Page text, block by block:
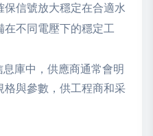
保信號放大穩定在合適水
不同電壓下的穩定工
庫中，供應商通常會明
與參數，供工程商和采